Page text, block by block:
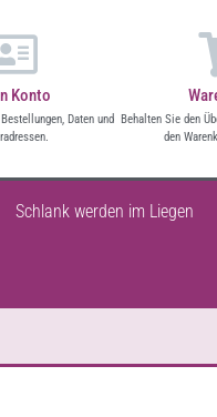
Konto
Daten und Behalten Sie den
den
Schlank werden im Liegen